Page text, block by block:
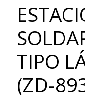
TIPO
(ZD-